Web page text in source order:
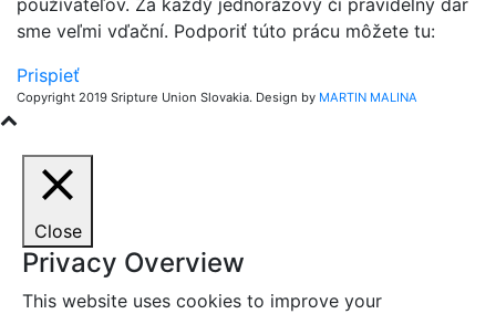
sme veľmi vďační. Podporiť túto prácu môžete tu:
Prispieť
Copyright 2019 Sripture Union Slovakia. Design by MARTIN MALINA
Close
Privacy Overview
This website uses cookies to improve your